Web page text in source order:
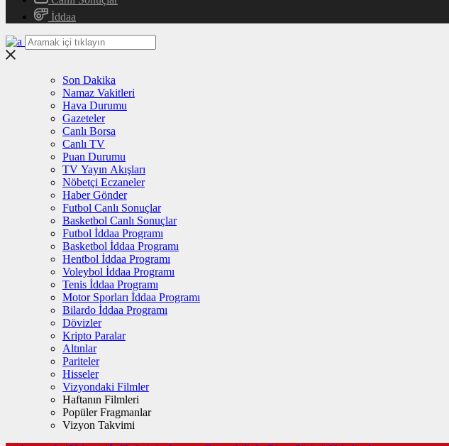
İddaa
Son Dakika
Namaz Vakitleri
Hava Durumu
Gazeteler
Canlı Borsa
Canlı TV
Puan Durumu
TV Yayın Akışları
Nöbetçi Eczaneler
Haber Gönder
Futbol Canlı Sonuçlar
Basketbol Canlı Sonuçlar
Futbol İddaa Programı
Basketbol İddaa Programı
Hentbol İddaa Programı
Voleybol İddaa Programı
Tenis İddaa Programı
Motor Sporları İddaa Programı
Bilardo İddaa Programı
Dövizler
Kripto Paralar
Altınlar
Pariteler
Hisseler
Vizyondaki Filmler
Haftanın Filmleri
Popüler Fragmanlar
Vizyon Takvimi